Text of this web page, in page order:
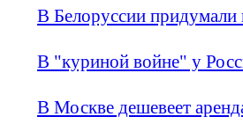
В Белоруссии придумали
В "куриной войне" у
В Москве дешевеет